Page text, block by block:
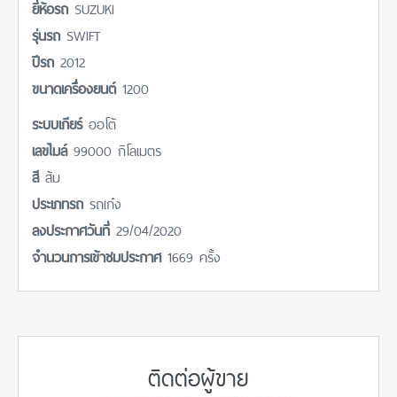
ยี่ห้อรถ SUZUKI
รุ่นรถ SWIFT
ปีรถ 2012
ขนาดเครื่องยนต์ 1200
ระบบเกียร์ ออโต้
เลขไมล์ 99000 กิโลเมตร
สี ส้ม
ประเภทรถ รถเก๋ง
ลงประกาศวันที่ 29/04/2020
จำนวนการเข้าชมประกาศ 1669 ครั้ง
ติดต่อผู้ขาย